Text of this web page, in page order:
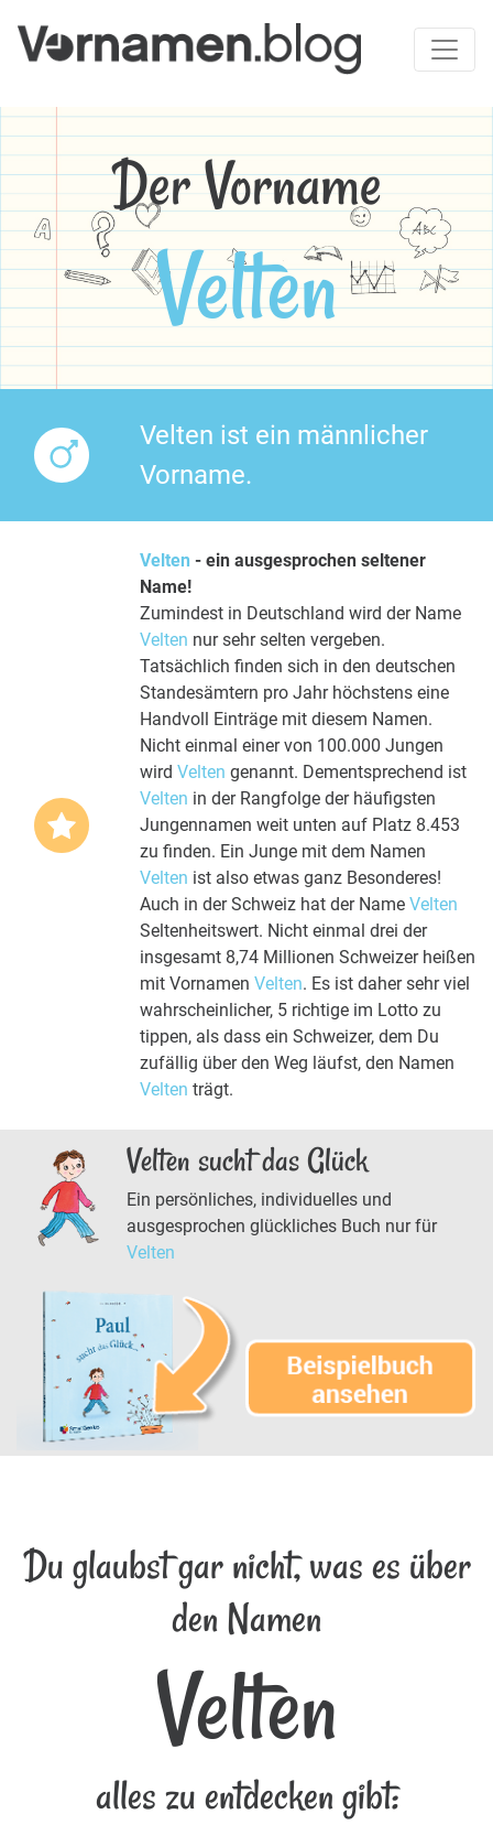
Der Vorname
Velten
Velten ist ein männlicher
Vorname.
Velten - ein ausgesprochen seltener
Name!
Zumindest in Deutschland wird der Name
Velten nur sehr selten vergeben.
Tatsächlich finden sich in den deutschen
Standesämtern pro Jahr höchstens eine
Handvoll Einträge mit diesem Namen.
Nicht einmal einer von 100.000 Jungen
wird Velten genannt. Dementsprechend ist
Velten in der Rangfolge der häufigsten
Jungennamen weit unten auf Platz 8.453
zu finden. Ein Junge mit dem Namen
Velten ist also etwas ganz Besonderes!
Auch in der Schweiz hat der Name Velten
Seltenheitswert. Nicht einmal drei der
insgesamt 8,74 Millionen Schweizer heißen
mit Vornamen Velten. Es ist daher sehr viel
wahrscheinlicher, 5 richtige im Lotto zu
tippen, als dass ein Schweizer, dem Du
zufällig über den Weg läufst, den Namen
Velten trägt.
Velten sucht das Glück
Ein persönliches, individuelles und
ausgesprochen glückliches Buch nur für
Velten
Du glaubst gar nicht, was es über
den Namen
Velten
alles zu entdecken gibt: